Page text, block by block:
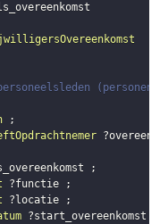
(personen
;
;
?functie
;
?locatie
;
?start_overeenkomst